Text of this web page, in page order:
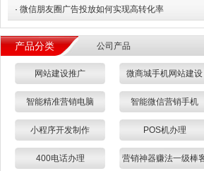
· 微信朋友圈广告投放如何实现高转化率
产品分类 公司产品
网站建设推广 微商城手机网站建设
智能精准营销电脑 智能微信营销手机
小程序开发制作 POS机办理
400电话办理 营销神器赚法一级棒